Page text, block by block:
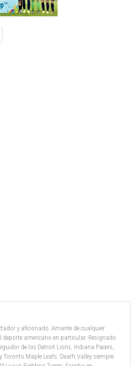
y aficionado. Amante de cualquier
deporte americano en particular. Resignado
de los Detroit Lions, Indiana Pacers,
Toronto Maple Leafs. Death Valley siempre